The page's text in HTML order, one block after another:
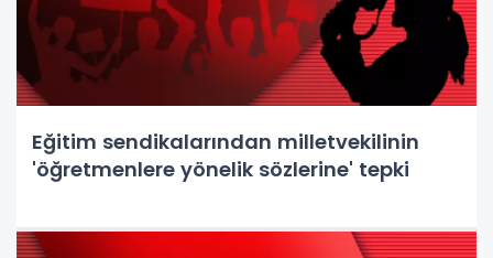
Eğitim sendikalarından milletvekilinin
'öğretmenlere yönelik sözlerine' tepki